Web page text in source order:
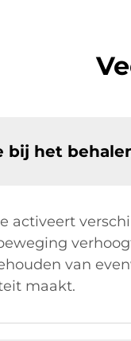
bij het
activeert
van
maakt.